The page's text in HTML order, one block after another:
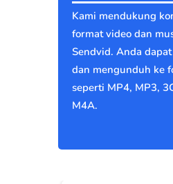
Kami mendukung
format video dan
Sendvid. Anda
dan mengunduh ke
seperti MP4, MP3,
M4A.